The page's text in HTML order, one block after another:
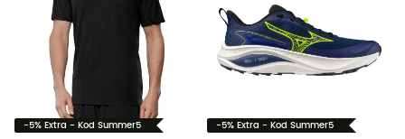
-5% Extra - Kod Summer5 -5% Extra - Kod Summer5